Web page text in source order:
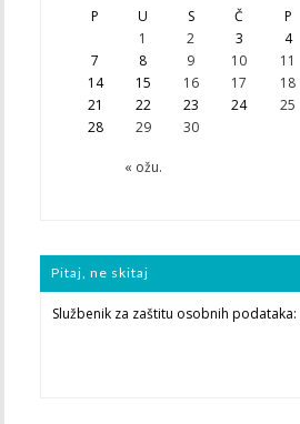
P U S Č P
« ožu.
1 2 3 4
7
8 9 10 11
14
15 16 17 18
21
22 23 24 25
28
29 30
Pitaj, ne skitaj
Službenik za zaštitu osobnih podataka: